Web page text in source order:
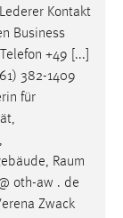
Kontakt
Business
+49 [...]
382-1409
für
Raum
oth-aw . de
Zwack